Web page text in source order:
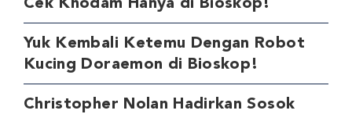
Cek Khodam Hanya di Bioskop!
Yuk Kembali Ketemu Dengan Robot
Kucing Doraemon di Bioskop!
Christopher Nolan Hadirkan Sosok